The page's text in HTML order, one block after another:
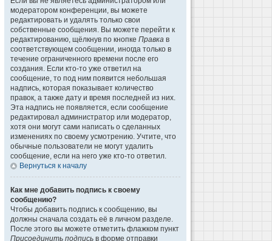
модератором конференции, вы можете
редактировать и удалять только свои
собственные сообщения. Вы можете перейти к
редактированию, щёлкнув по кнопке Правка в
соответствующем сообщении, иногда только в
течение ограниченного времени после его
создания. Если кто-то уже ответил на
сообщение, то под ним появится небольшая
надпись, которая показывает количество
правок, а также дату и время последней из них.
Эта надпись не появляется, если сообщение
редактировал администратор или модератор,
хотя они могут сами написать о сделанных
изменениях по своему усмотрению. Учтите, что
обычные пользователи не могут удалить
сообщение, если на него уже кто-то ответил.
Вернуться к началу
Как мне добавить подпись к своему
сообщению?
Чтобы добавить подпись к сообщению, вы
должны сначала создать её в личном разделе.
После этого вы можете отметить флажком пункт
Присоединить подпись в форме отправки